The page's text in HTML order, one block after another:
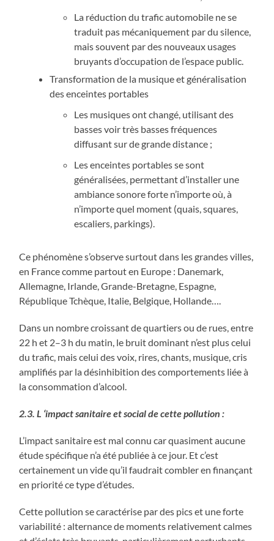
La réduction du trafic automobile ne se
traduit pas mécaniquement par du silence,
mais souvent par des nouveaux usages
bruyants d’occupation de l’espace public.
Transformation de la musique et généralisation
des enceintes portables
Les musiques ont changé, utilisant des
basses voir très basses fréquences
diffusant sur de grande distance ;
Les enceintes portables se sont
généralisées, permettant d’installer une
ambiance sonore forte n’importe où, à
n’importe quel moment (quais, squares,
escaliers, parkings).
Ce phénomène s’observe surtout dans les grandes villes,
en France comme partout en Europe : Danemark,
Allemagne, Irlande, Grande-Bretagne, Espagne,
République Tchèque, Italie, Belgique, Hollande….
Dans un nombre croissant de quartiers ou de rues, entre
22 h et 2–3 h du matin, le bruit dominant n’est plus celui
du trafic, mais celui des voix, rires, chants, musique, cris
amplifiés par la désinhibition des comportements liée à
la consommation d’alcool.
2.3. L ‘impact sanitaire et social de cette pollution :
L’impact sanitaire est mal connu car quasiment aucune
étude spécifique n’a été publiée à ce jour. Et c’est
certainement un vide qu’il faudrait combler en finançant
en priorité ce type d’études.
Cette pollution se caractérise par des pics et une forte
variabilité : alternance de moments relativement calmes